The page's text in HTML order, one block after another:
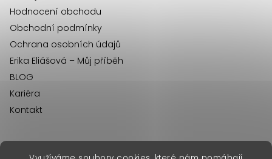
Hodnocení obchodu
Obchodní podmínky
Ochrana osobních údajů
Erika Eliášová – Můj příběh
BLOG
Kariéra
Kontakt